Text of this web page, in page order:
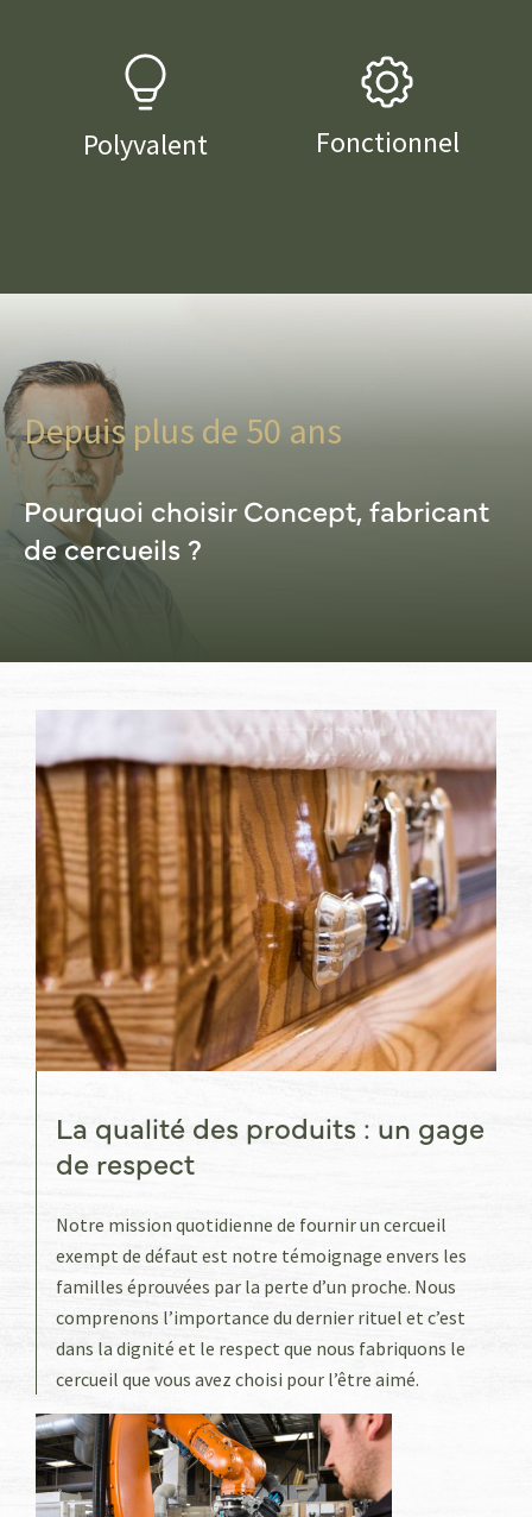
Polyvalent Fonctionnel
Depuis plus de 50 ans
Pourquoi choisir Concept, fabricant
de cercueils ?
La qualité des produits : un gage
de respect
Notre mission quotidienne de fournir un cercueil
exempt de défaut est notre témoignage envers les
familles éprouvées par la perte d’un proche. Nous
comprenons l’importance du dernier rituel et c’est
dans la dignité et le respect que nous fabriquons le
cercueil que vous avez choisi pour l’être aimé.